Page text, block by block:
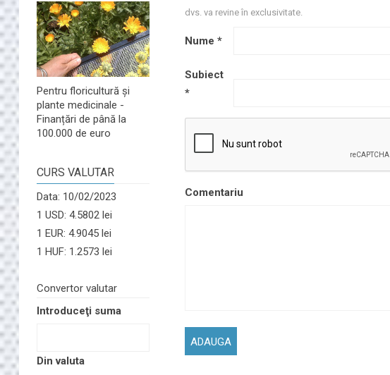
Pentru floricultură și
plante medicinale -
Finanțări de până la
100.000 de euro
CURS VALUTAR
Data: 10/02/2023
1 USD: 4.5802 lei
1 EUR: 4.9045 lei
1 HUF: 1.2573 lei
Convertor valutar
Introduceţi suma
Din valuta
dvs. va revine în exclusivitate.
Nume *
Subiect
*
Comentariu